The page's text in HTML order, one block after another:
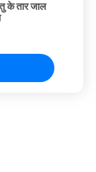
के तार जाल